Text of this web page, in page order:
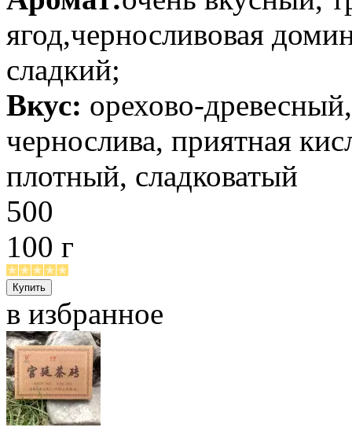
ягод,черносливовая
сладкий;
Вкус: орехово-
чернослива, приятная
плотный, сладковатый
500
100 г
в избранное